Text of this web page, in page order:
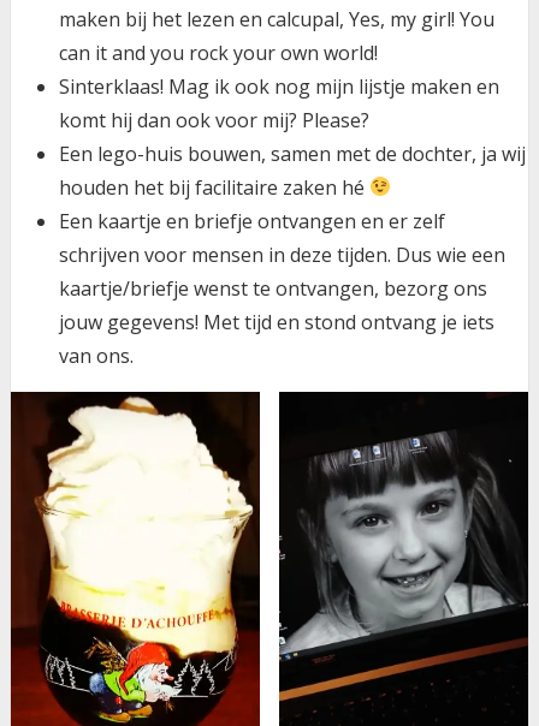
maken bij het lezen en calcupal, Yes, my girl! You
can it and you rock your own world!
Sinterklaas! Mag ik ook nog mijn lijstje maken en
komt hij dan ook voor mij? Please?
Een lego-huis bouwen, samen met de dochter, ja wij
houden het bij facilitaire zaken hé
Een kaartje en briefje ontvangen en er zelf
schrijven voor mensen in deze tijden. Dus wie een
kaartje/briefje wenst te ontvangen, bezorg ons
jouw gegevens! Met tijd en stond ontvang je iets
van ons.